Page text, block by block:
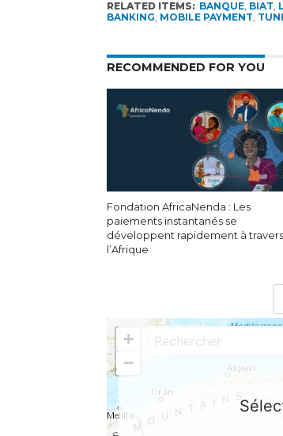
RELATED ITEMS: BANQUE, BIAT,
BANKING, MOBILE PAYMENT,
RECOMMENDED FOR YOU
Fondation AfricaNenda : Les
paiements instantanés se
développent rapidement à travers
l’Afrique